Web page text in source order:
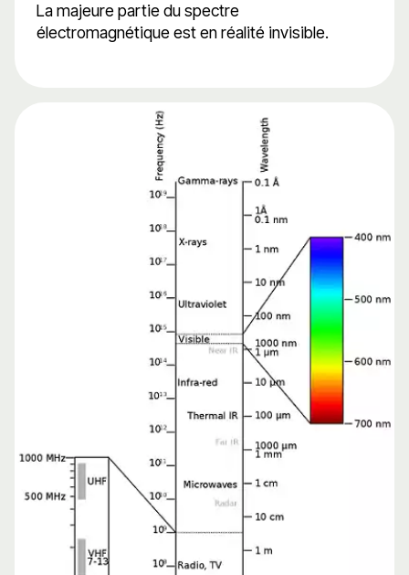
La majeure partie du spectre
électromagnétique est en réalité invisible.